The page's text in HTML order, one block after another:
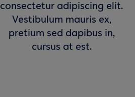
consectetur adipiscing elit.
Vestibulum mauris ex,
pretium sed dapibus in,
cursus at est.